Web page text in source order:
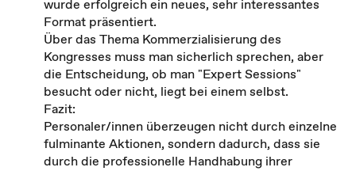
wurde erfolgreich ein neues, sehr interessantes
Format präsentiert.
Über das Thema Kommerzialisierung des
Kongresses muss man sicherlich sprechen, aber
die Entscheidung, ob man "Expert Sessions"
besucht oder nicht, liegt bei einem selbst.
Fazit:
Personaler/innen überzeugen nicht durch einzelne
fulminante Aktionen, sondern dadurch, dass sie
durch die professionelle Handhabung ihrer